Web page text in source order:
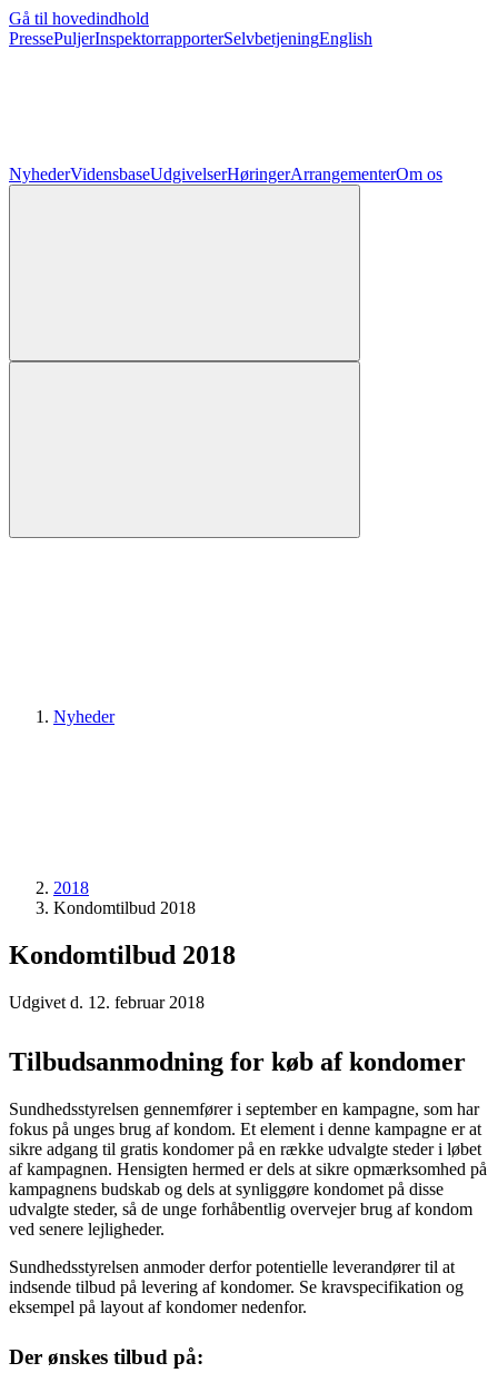
Gå til hovedindhold
PressePuljerInspektorrapporterSelvbetjeningEnglish
NyhederVidensbaseUdgivelserHøringerArrangementerOm os
Nyheder
2018
Kondomtilbud 2018
Kondomtilbud 2018
Udgivet d. 12. februar 2018
Tilbudsanmodning for køb af kondomer
Sundhedsstyrelsen gennemfører i september en kampagne, som har
fokus på unges brug af kondom. Et element i denne kampagne er at
sikre adgang til gratis kondomer på en række udvalgte steder i løbet
af kampagnen. Hensigten hermed er dels at sikre opmærksomhed på
kampagnens budskab og dels at synliggøre kondomet på disse
udvalgte steder, så de unge forhåbentlig overvejer brug af kondom
ved senere lejligheder.
Sundhedsstyrelsen anmoder derfor potentielle leverandører til at
indsende tilbud på levering af kondomer. Se kravspecifikation og
eksempel på layout af kondomer nedenfor.
Der ønskes tilbud på: